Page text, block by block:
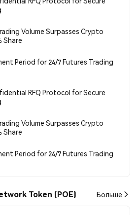
Volume Surpasses Crypto
Share
Period for 24/7 Futures Trading
RFQ Protocol for Secure
Volume Surpasses Crypto
Share
Period for 24/7 Futures Trading
Token (POE) Больше